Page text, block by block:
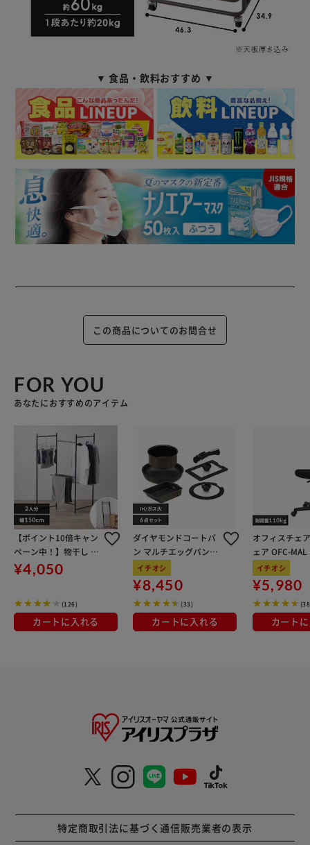
▼ 食品・飲料おすすめ ▼
この商品についてのお問合せ
FOR YOU
あなたにおすすめのアイテム
【ポイント10倍キャン
ペーン中！】物干し 室
内用 折りたたみ式 3連
OTM-150R ブラック 一
¥4,050
(126)
カートに入れる
ダイヤモンドコートパ
ン マルチエッグパン入
り 6点セット IHガス火
対応 MEGI-6S ブラウン
メタリック
イチオシ
¥8,450
(33)
カートに入れる
オフィスチェ
ェア OFC-
ン
イチオシ
¥5,980
カート
特定商取引法に基づく通信販売業者の表示